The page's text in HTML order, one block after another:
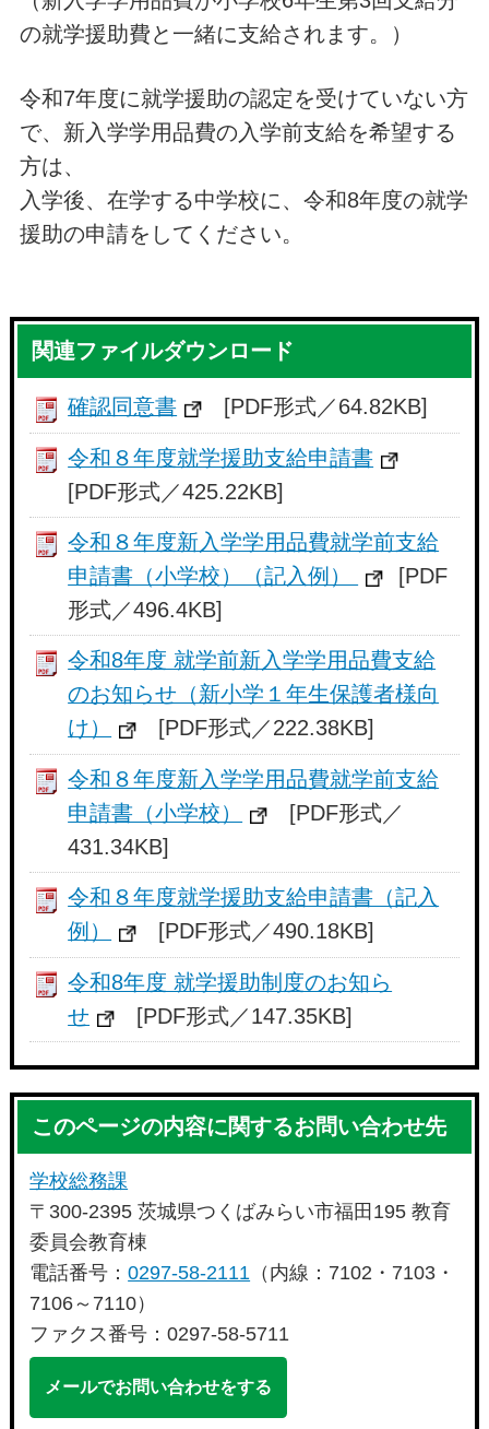
の就学援助費と一緒に支給されます。）
令和7年度に就学援助の認定を受けていない方
で、新入学学用品費の入学前支給を希望する
方は、
入学後、在学する中学校に、令和8年度の就学
援助の申請をしてください。
関連ファイルダウンロード
確認同意書 [PDF形式／64.82KB]
令和８年度就学援助支給申請書
[PDF形式／425.22KB]
令和８年度新入学学用品費就学前支給
申請書（小学校）（記入例）
[PDF
形式／496.4KB]
令和8年度 就学前新入学学用品費支給
のお知らせ（新小学１年生保護者様向
け）
[PDF形式／222.38KB]
令和８年度新入学学用品費就学前支給
申請書（小学校）
[PDF形式／
431.34KB]
令和８年度就学援助支給申請書（記入
例）
[PDF形式／490.18KB]
令和8年度 就学援助制度のお知ら
せ
[PDF形式／147.35KB]
このページの内容に関するお問い合わせ先
学校総務課
〒300-2395 茨城県つくばみらい市福田195 教育
委員会教育棟
電話番号：0297-58-2111 （内線：7102・7103・
7106～7110）
ファクス番号：0297-58-5711
メールでお問い合わせをする